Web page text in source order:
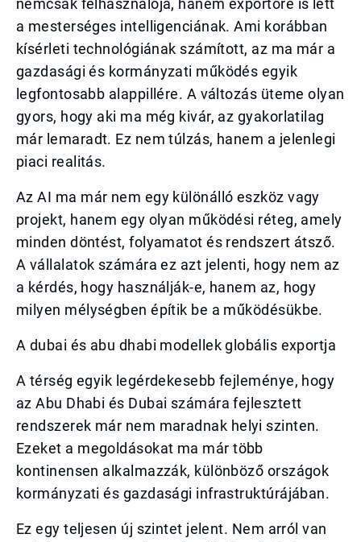
nemcsak felhasználója, hanem exportőre is lett
a mesterséges intelligenciának. Ami korábban
kísérleti technológiának számított, az ma már a
gazdasági és kormányzati működés egyik
legfontosabb alappillére. A változás üteme olyan
gyors, hogy aki ma még kivár, az gyakorlatilag
már lemaradt. Ez nem túlzás, hanem a jelenlegi
piaci realitás.
Az AI ma már nem egy különálló eszköz vagy
projekt, hanem egy olyan működési réteg, amely
minden döntést, folyamatot és rendszert átsző.
A vállalatok számára ez azt jelenti, hogy nem az
a kérdés, hogy használják-e, hanem az, hogy
milyen mélységben építik be a működésükbe.
A dubai és abu dhabi modellek globális exportja
A térség egyik legérdekesebb fejleménye, hogy
az Abu Dhabi és Dubai számára fejlesztett
rendszerek már nem maradnak helyi szinten.
Ezeket a megoldásokat ma már több
kontinensen alkalmazzák, különböző országok
kormányzati és gazdasági infrastruktúrájában.
Ez egy teljesen új szintet jelent. Nem arról van